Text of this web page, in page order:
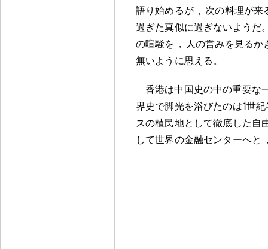
語り始めるが ， 次の料理が来
過ぎた真似に過ぎないようだ
の喧騒を ， 人の営みを見る
無いように思える 。
香港は中国史の中の重要な
界史で脚光を浴びたのは1世
スの植民地として徹底した自
して世界の金融センターへと